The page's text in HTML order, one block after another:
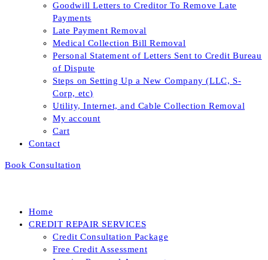
Goodwill Letters to Creditor To Remove Late
Payments
Late Payment Removal
Medical Collection Bill Removal
Personal Statement of Letters Sent to Credit Bureau
of Dispute
Steps on Setting Up a New Company (LLC, S-
Corp, etc)
Utility, Internet, and Cable Collection Removal
My account
Cart
Contact
Book Consultation
Home
CREDIT REPAIR SERVICES
Credit Consultation Package
Free Credit Assessment